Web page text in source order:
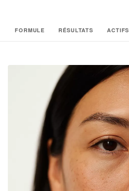
FORMULE RÉSULTATS ACTIFS